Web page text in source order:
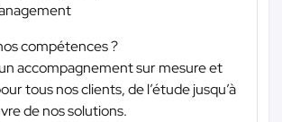
compétences ?
accompagnement sur mesure et
tous nos clients, de l’étude jusqu’à
de nos solutions.